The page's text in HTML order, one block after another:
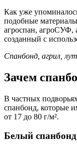
Как уже
подобные
агроспан, агроСУФ,
созданный с
Спанбонд, агрил,
Зачем
В частных
спанбонд, которые
от 17 до 80 г/м².
Белый спанбонд